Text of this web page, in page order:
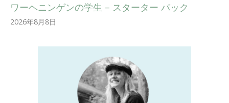
ワーヘニンゲンの学生 – スターター パック
2026年8月8日